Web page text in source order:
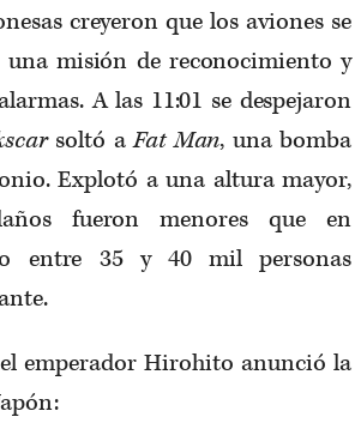
creyeron que los aviones se
misión de reconocimiento y
A las 11:01 se despejaron
soltó aFat Man, una bomba
Explotó a una altura mayor,
fueron menores que en
entre 35 y 40 mil personas
emperador Hirohito anunció la